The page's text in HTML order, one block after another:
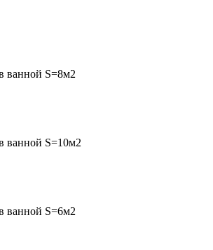
ванной S=8м2
ванной S=10м2
ванной S=6м2